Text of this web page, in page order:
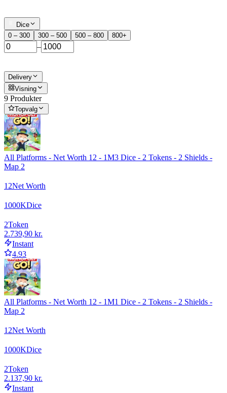
Dice
0 – 300
300 – 500 500 – 800 800+
–
Delivery
Visning
9 Produkter
Topvalg
All Platforms - Net Worth 12 - 1M3 Dice - 2 Tokens - 2 Shields -
Map 2
12Net Worth
1000KDice
2Token
2.739,90 kr.
Instant
4.93
All Platforms - Net Worth 12 - 1M1 Dice - 2 Tokens - 2 Shields -
Map 2
12Net Worth
1000KDice
2Token
2.137,90 kr.
Instant